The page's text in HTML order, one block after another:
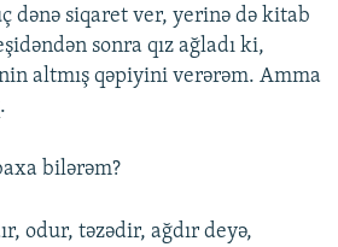
dənə siqaret ver, yerinə də kitab
sonra qız ağladı ki,
altmış qəpiyini verərəm. Amma
bilərəm?
odur, təzədir, ağdır deyə,